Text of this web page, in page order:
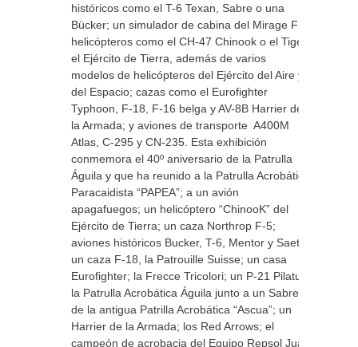
históricos como el T-6 Texan, Sabre o una
Bücker; un simulador de cabina del Mirage F1;
helicópteros como el CH-47 Chinook o el Tiger
el Ejército de Tierra, además de varios
modelos de helicópteros del Ejército del Aire y
del Espacio; cazas como el Eurofighter
Typhoon, F-18, F-16 belga y AV-8B Harrier de
la Armada; y aviones de transporte A400M
Atlas, C-295 y CN-235. Esta exhibición
conmemora el 40º aniversario de la Patrulla
Águila y que ha reunido a la Patrulla Acrobática
Paracaidista “PAPEA”; a un avión
apagafuegos; un helicóptero “ChinooK” del
Ejército de Tierra; un caza Northrop F-5;
aviones históricos Bucker, T-6, Mentor y Saeta;
un caza F-18, la Patrouille Suisse; un casa
Eurofighter; la Frecce Tricolori; un P-21 Pilatus;
la Patrulla Acrobática Águila junto a un Sabre
de la antigua Patrilla Acrobática “Ascua”; un
Harrier de la Armada; los Red Arrows; el
campeón de acrobacia del Equipo Repsol Juan